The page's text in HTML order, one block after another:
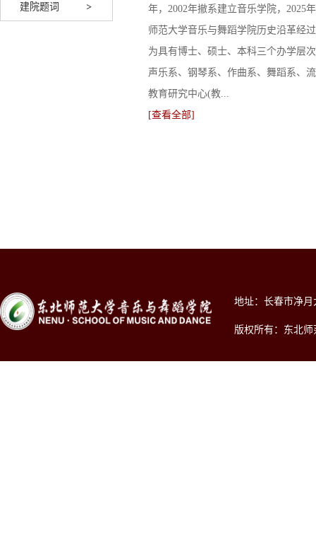
建院题词
年，2002年撤系建立音乐学院，2025
师范大学音乐与舞蹈学院历史沿革经
为具有博士、硕士、本科三个办学层
声乐系、钢琴系、作曲系、舞蹈系、
教育研究中心(教...
[查看全部]
地址：长春市净
版权所有：东北